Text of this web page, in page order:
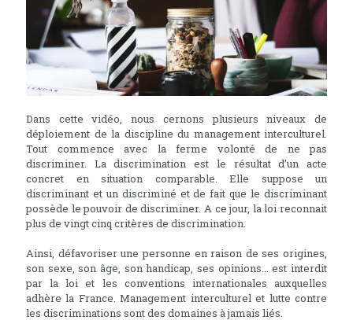
Dans cette vidéo, nous cernons plusieurs niveaux de
déploiement de la discipline du management interculturel.
Tout commence avec la ferme volonté de ne pas
discriminer. La discrimination est le résultat d’un acte
concret en situation comparable. Elle suppose un
discriminant et un discriminé et de fait que le discriminant
possède le pouvoir de discriminer. A ce jour, la loi reconnait
plus de vingt cinq critères de discrimination.
Ainsi, défavoriser une personne en raison de ses origines,
son sexe, son âge, son handicap, ses opinions... est interdit
par la loi et les conventions internationales auxquelles
adhère la France. Management interculturel et lutte contre
les discriminations sont des domaines à jamais liés.